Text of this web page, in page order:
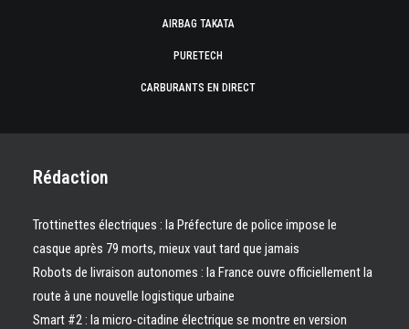
AIRBAG TAKATA
PURETECH
CARBURANTS EN DIRECT
Rédaction
Trottinettes électriques : la Préfecture de police impose le
casque après 79 morts, mieux vaut tard que jamais
Robots de livraison autonomes : la France ouvre officiellement la
route à une nouvelle logistique urbaine
Smart #2 : la micro-citadine électrique se montre en version